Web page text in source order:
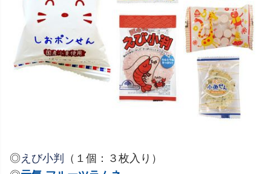
◎ えび小判
（１個：３枚入り）